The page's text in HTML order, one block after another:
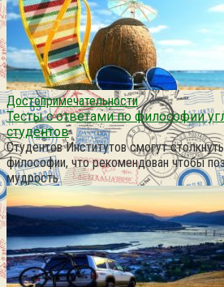
Достопримечательности
Тесты с ответами по философии
студентов
Студентов Институтов смогут
философии, что рекомендован чтобы
мудрость